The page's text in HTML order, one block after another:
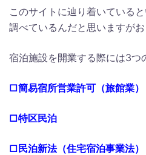
このサイトに辿り着いている
調べているんだと思いますがお
宿泊施設を開業する際には3つ
□簡易宿所営業許可（旅館業）
□特区民泊
□民泊新法（住宅宿泊事業法）